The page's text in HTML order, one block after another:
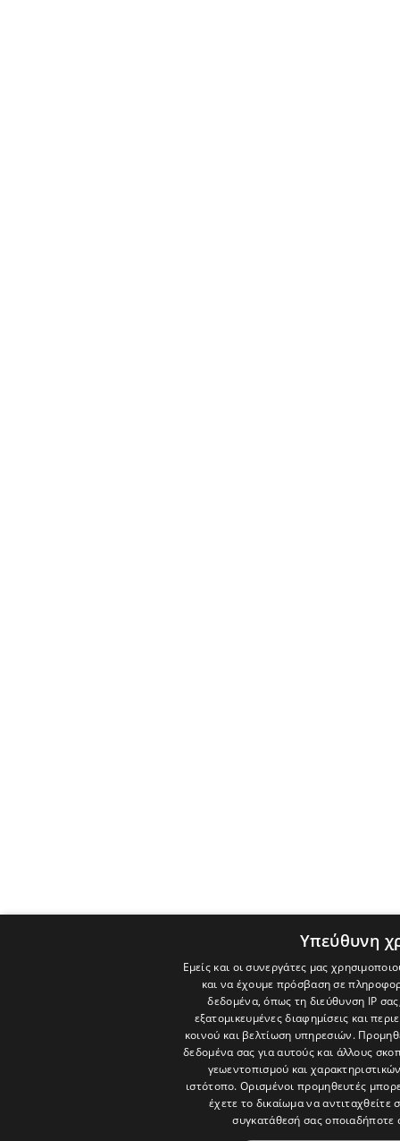
Υπεύθυνη
Εμείς και οι συνεργάτες μας
και να έχουμε πρόσβαση σε
δεδομένα, όπως τη διεύθυνση IP
εξατομικευμένες διαφημίσεις και
κοινού και βελτίωση υπηρεσιών.
δεδομένα σας για αυτούς και άλλους
γεωεντοπισμού και
ιστότοπο. Ορισμένοι προμηθευτές
έχετε το δικαίωμα να αντιταχθείτε
συγκατάθεσή σας οποιαδήποτε